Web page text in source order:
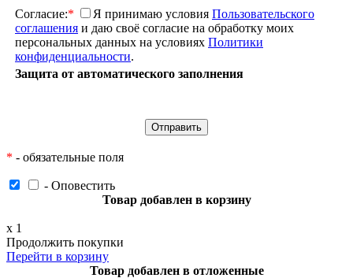
Согласие:* Я принимаю условия Пользовательского
соглашения и даю своё согласие на обработку моих
персональных данных на условиях Политики
конфиденциальности.
Защита от автоматического заполнения
* - обязательные поля
- Оповестить
Товар добавлен в корзину
x 1
Продолжить покупки
Перейти в корзину
Товар добавлен в отложенные